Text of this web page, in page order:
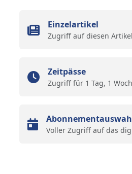
Einzelartikel
Zugriff auf diesen Artikel
Zeitpässe
Zugriff für 1 Tag, 1
Voller Zugriff auf das